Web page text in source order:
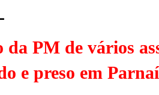
da PM de vários
e preso em